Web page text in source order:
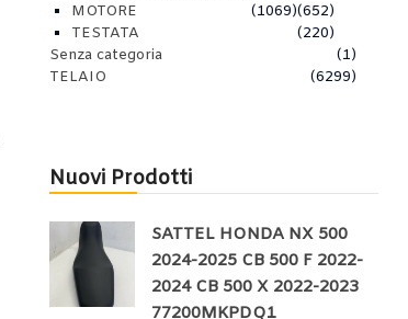
(652)
MOTORE
(1069)
TESTATA
(220)
Senza categoria
(1)
TELAIO
(6299)
Nuovi Prodotti
SATTEL HONDA NX 500
2024-2025 CB 500 F 2022-
2024 CB 500 X 2022-2023
77200MKPDQ1